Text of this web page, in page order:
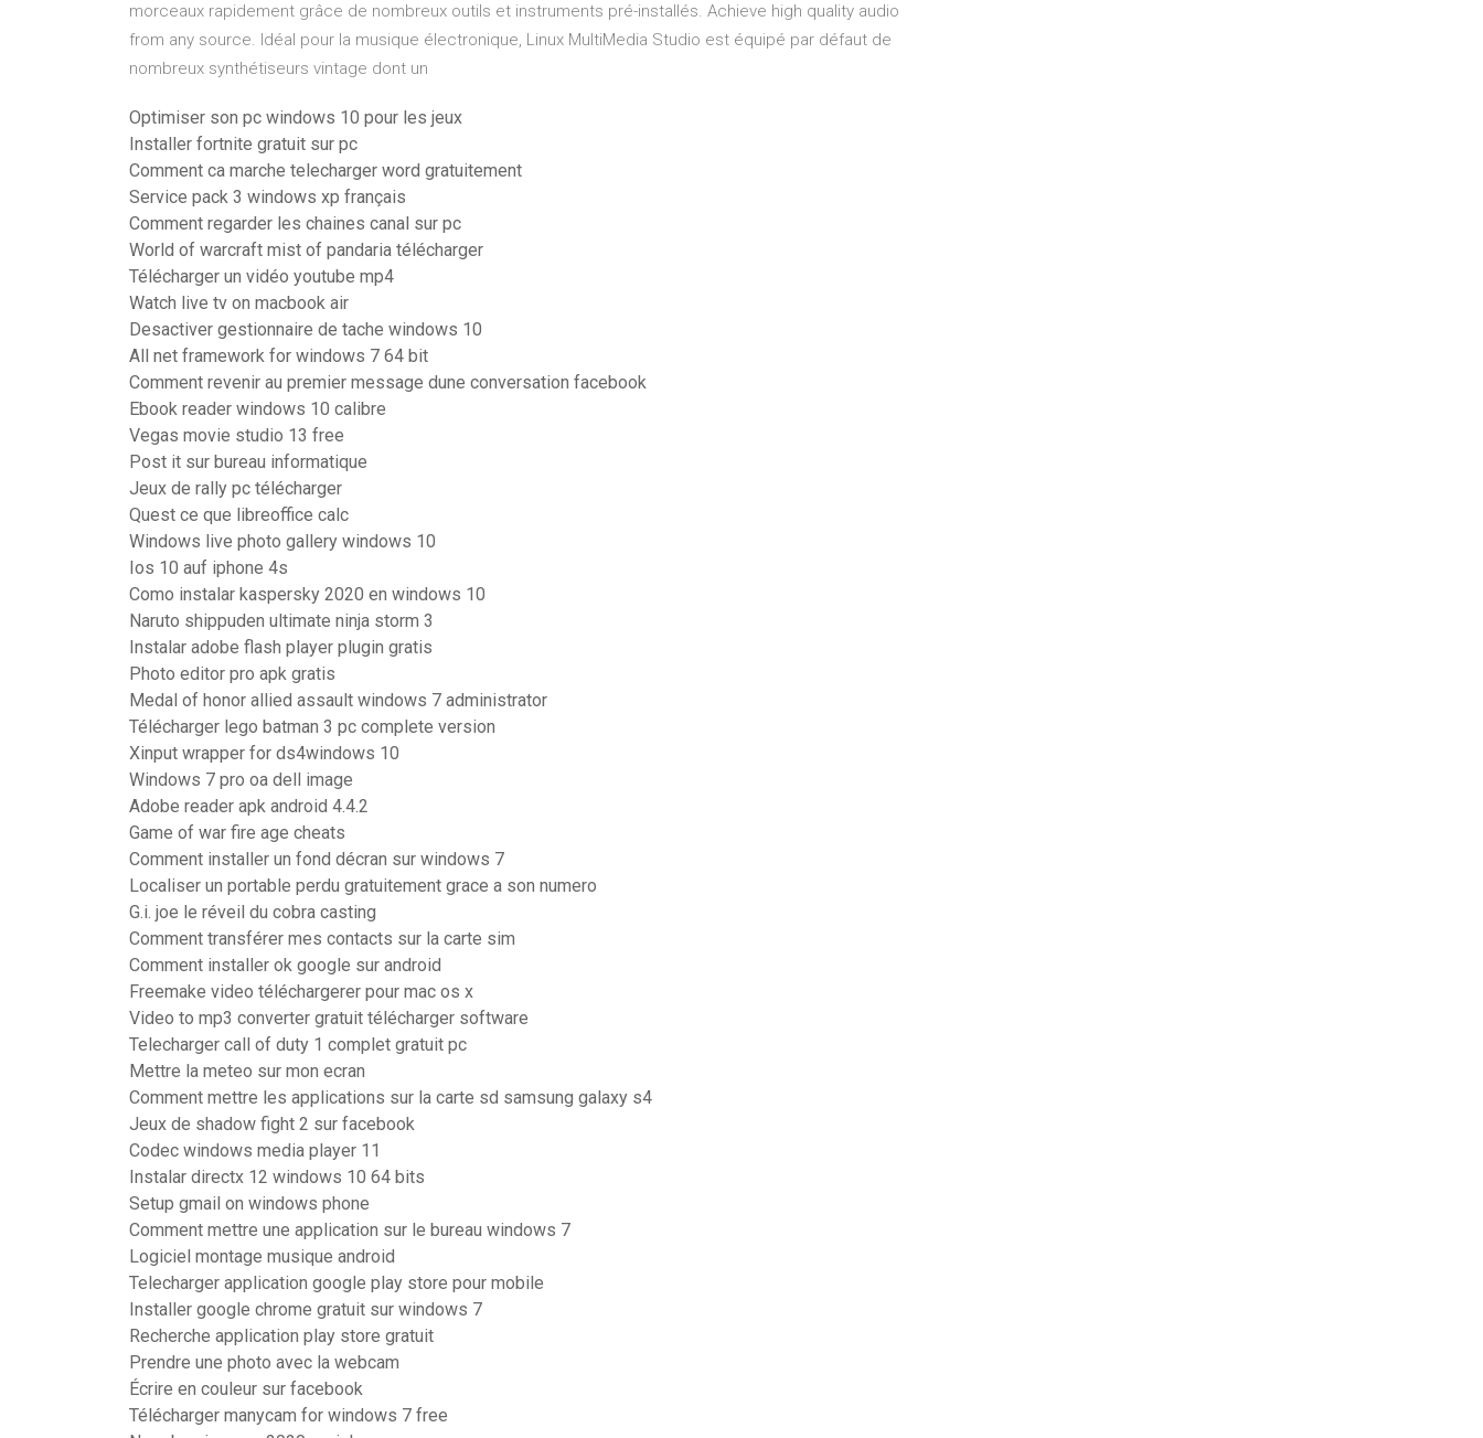
morceaux rapidement grâce de nombreux outils et instruments pré-installés. Achieve high quality audio
from any source. Idéal pour la musique électronique, Linux MultiMedia Studio est équipé par défaut de
nombreux synthétiseurs vintage dont un
Optimiser son pc windows 10 pour les jeux
Installer fortnite gratuit sur pc
Comment ca marche telecharger word gratuitement
Service pack 3 windows xp français
Comment regarder les chaines canal sur pc
World of warcraft mist of pandaria télécharger
Télécharger un vidéo youtube mp4
Watch live tv on macbook air
Desactiver gestionnaire de tache windows 10
All net framework for windows 7 64 bit
Comment revenir au premier message dune conversation facebook
Ebook reader windows 10 calibre
Vegas movie studio 13 free
Post it sur bureau informatique
Jeux de rally pc télécharger
Quest ce que libreoffice calc
Windows live photo gallery windows 10
Ios 10 auf iphone 4s
Como instalar kaspersky 2020 en windows 10
Naruto shippuden ultimate ninja storm 3
Instalar adobe flash player plugin gratis
Photo editor pro apk gratis
Medal of honor allied assault windows 7 administrator
Télécharger lego batman 3 pc complete version
Xinput wrapper for ds4windows 10
Windows 7 pro oa dell image
Adobe reader apk android 4.4.2
Game of war fire age cheats
Comment installer un fond décran sur windows 7
Localiser un portable perdu gratuitement grace a son numero
G.i. joe le réveil du cobra casting
Comment transférer mes contacts sur la carte sim
Comment installer ok google sur android
Freemake video téléchargerer pour mac os x
Video to mp3 converter gratuit télécharger software
Telecharger call of duty 1 complet gratuit pc
Mettre la meteo sur mon ecran
Comment mettre les applications sur la carte sd samsung galaxy s4
Jeux de shadow fight 2 sur facebook
Codec windows media player 11
Instalar directx 12 windows 10 64 bits
Setup gmail on windows phone
Comment mettre une application sur le bureau windows 7
Logiciel montage musique android
Telecharger application google play store pour mobile
Installer google chrome gratuit sur windows 7
Recherche application play store gratuit
Prendre une photo avec la webcam
Écrire en couleur sur facebook
Télécharger manycam for windows 7 free